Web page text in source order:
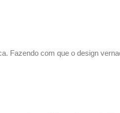
Fazendo com que o design